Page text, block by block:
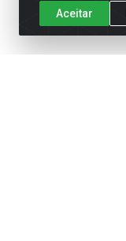
Aceitar